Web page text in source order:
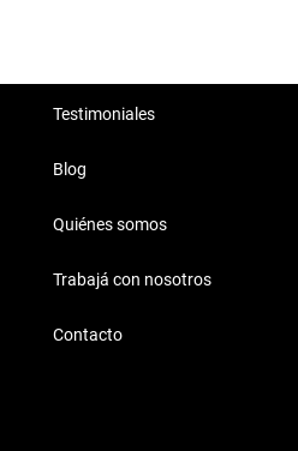
Testimoniales
Blog
Quiénes somos
Trabajá con nosotros
Contacto